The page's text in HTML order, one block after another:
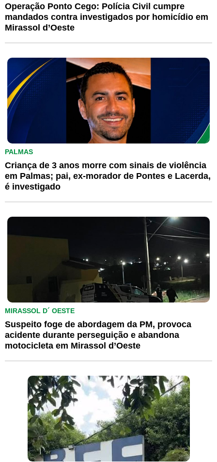
Operação Ponto Cego: Polícia Civil cumpre
mandados contra investigados por homicídio em
Mirassol d’Oeste
PALMAS
Criança de 3 anos morre com sinais de violência
em Palmas; pai, ex-morador de Pontes e Lacerda,
é investigado
MIRASSOL D´ OESTE
Suspeito foge de abordagem da PM, provoca
acidente durante perseguição e abandona
motocicleta em Mirassol d’Oeste